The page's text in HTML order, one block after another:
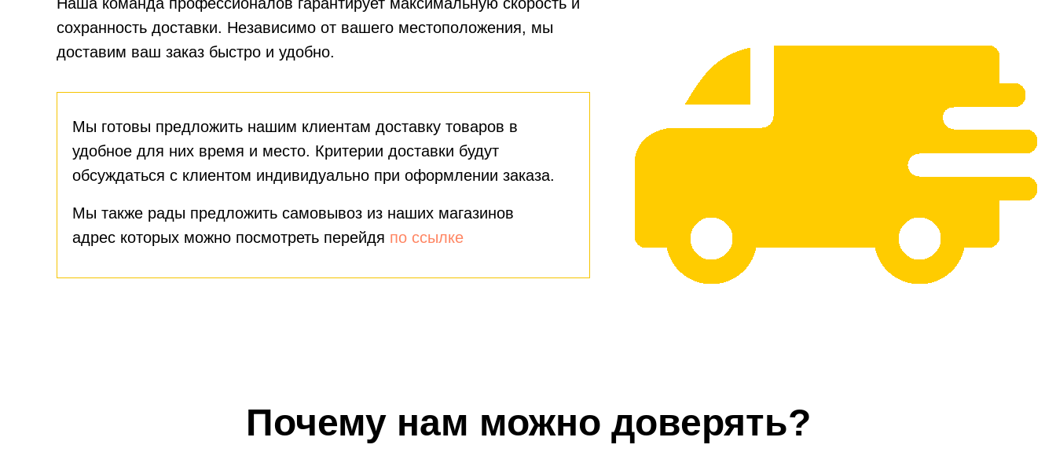
Мы готовы предложить нашим клиентам доставку товаров в
удобное для них время и место. Критерии доставки будут
обсуждаться с клиентом индивидуально при оформлении заказа.
Мы также рады предложить самовывоз из наших магазинов
адрес которых можно посмотреть перейдя по ссылке
сохранность доставки. Независимо от вашего местоположения, мы
доставим ваш заказ быстро и удобно.
Почему нам можно доверять?